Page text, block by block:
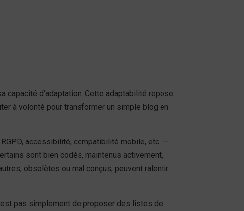
capacité d’adaptation. Cette adaptabilité repose
à volonté pour transformer un simple blog en
accessibilité, compatibilité mobile, etc. —
sont bien codés, maintenus activement,
obsolètes ou mal conçus, peuvent ralentir
pas simplement de proposer des listes de